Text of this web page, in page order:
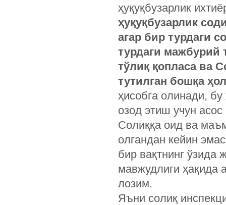
ҳуқуқбузарлик
ҳуқуқбузарлик
агар бир турдаги
турдаги мажбурий
тўлиқ қоплаcа ва
тутилган бошқа
ҳисобга олинади,
озод этиш учун
Солиққа оид ва
олгандан кейин
бир вақтнинг ўзида
мавжудлиги ҳақида
лозим.
Яъни солиқ